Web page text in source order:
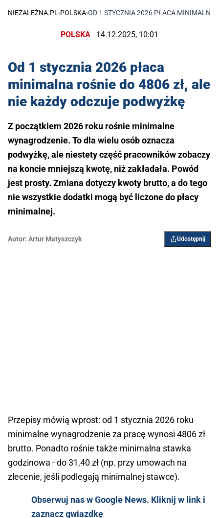
NIEZALEŻNA.PL ›POLSKA›OD 1 STYCZNIA 2026 PŁACA MINIMALNA
POLSKA 14.12.2025, 10:01
Od 1 stycznia 2026 płaca
minimalna rośnie do 4806 zł, ale
nie każdy odczuje podwyżkę
Z początkiem 2026 roku rośnie minimalne
wynagrodzenie. To dla wielu osób oznacza
podwyżkę, ale niestety część pracowników zobaczy
na koncie mniejszą kwotę, niż zakładała. Powód
jest prosty. Zmiana dotyczy kwoty brutto, a do tego
nie wszystkie dodatki mogą być liczone do płacy
minimalnej.
Autor: Artur Matyszczyk Udostępnij
Przepisy mówią wprost: od 1 stycznia 2026 roku
minimalne wynagrodzenie za pracę wynosi 4806 zł
brutto. Ponadto rośnie także minimalna stawka
godzinowa - do 31,40 zł (np. przy umowach na
zlecenie, jeśli podlegają minimalnej stawce).
Obserwuj nas w Google News. Kliknij w link i
zaznacz gwiazdkę